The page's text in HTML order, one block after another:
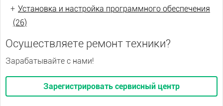
+ Установка и настройка программного обеспечения
(26)
Осуществляете ремонт техники?
Зарабатывайте с нами!
Зарегистрировать сервисный центр